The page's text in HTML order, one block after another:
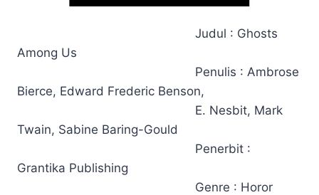
Judul : Ghosts
Among Us
Penulis : Ambrose
Bierce, Edward Frederic Benson,
E. Nesbit, Mark
Twain, Sabine Baring-Gould
Penerbit :
Grantika Publishing
Genre : Horor